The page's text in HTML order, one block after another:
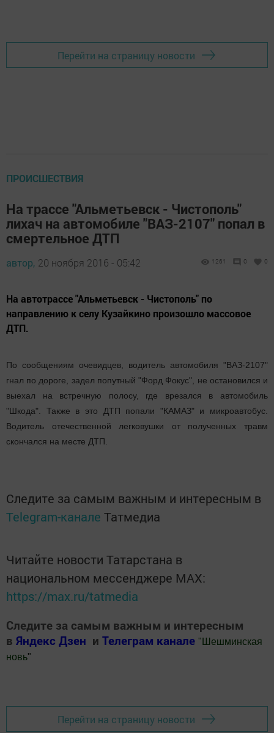
Перейти на страницу новости
ПРОИСШЕСТВИЯ
На трассе "Альметьевск - Чистополь"
лихач на автомобиле "ВАЗ-2107" попал в
смертельное ДТП
автор, 20 ноября 2016 - 05:42 1261 0 0
На автотрассе "Альметьевск - Чистополь" по
направлению к селу Кузайкино произошло массовое
ДТП.
По сообщениям очевидцев, водитель автомобиля "ВАЗ-2107"
гнал по дороге, задел попутный "Форд Фокус", не остановился и
выехал на встречную полосу, где врезался в автомобиль
"Шкода". Также в это ДТП попали "КАМАЗ" и микроавтобус.
Водитель отечественной легковушки от полученных травм
скончался на месте ДТП.
Следите за самым важным и интересным в
Telegram-канале Татмедиа
Читайте новости Татарстана в
национальном мессенджере MАХ:
https://max.ru/tatmedia
Следите за самым важным и интересным
в Яндекс Дзен и Телеграм канале " Шешминская
новь"
Перейти на страницу новости